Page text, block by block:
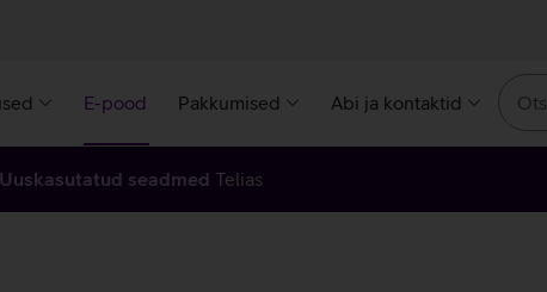
E-pood Pakkumised Abi ja kontaktid
Uuskasutatud seadmed Telias